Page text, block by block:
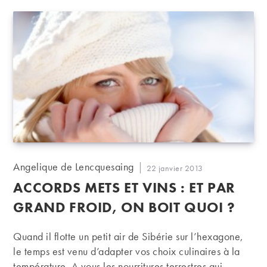
Auteur/autrice
la
publication :
Angelique de Lencquesaing
Publication
22 janvier 2013
ACCORDS METS ET VINS : ET PAR
GRAND FROID, ON BOIT QUOI ?
Quand il flotte un petit air de Sibérie sur l’hexagone,
le temps est venu d’adapter vos choix culinaires à la